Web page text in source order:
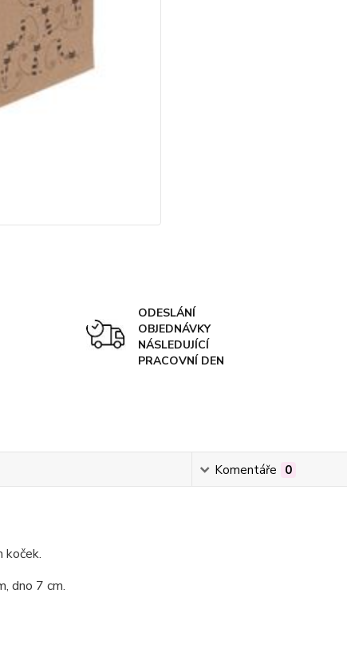
ODESLÁNÍ
OBJEDNÁVKY
NÁSLEDUJÍCÍ
PRACOVNÍ DEN
Komentáře 0
koček.
dno 7 cm.